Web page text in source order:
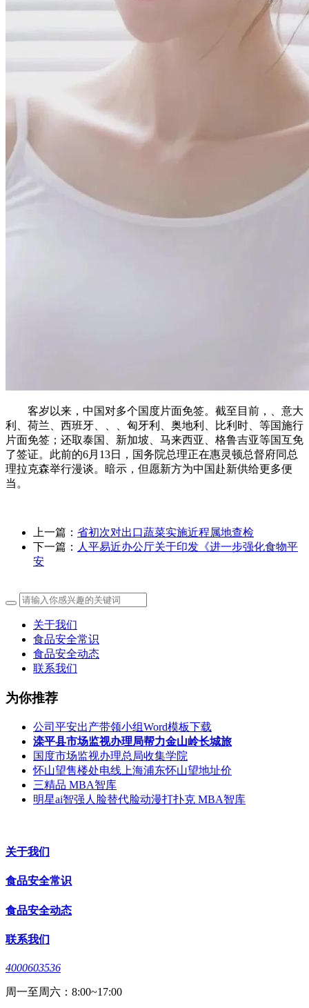
客岁以来，中国对多个国度片面免签。截至目前，、意大
利、荷兰、西班牙、、、匈牙利、奥地利、比利时、等国施行
片面免签；还取泰国、新加坡、马来西亚、格鲁吉亚等国互免
了签证。此前的6月13日，国务院总理正在惠灵顿总督府同总
理拉克森举行漫谈。暗示，但愿新方为中国赴新供给更多便
当。
上一篇： 省初次对出口蔬菜实施近程属地查检
下一篇： 人平易近办公厅关于印发《进一步强化食物平
安
关于我们
食品安全常识
食品安全动态
联系我们
为你推荐
公司平安出产带领小组Word模板下载
滦平县市场监视办理局帮力金山岭长城旅
国度市场监视办理总局收集学院
怀山望售楼处电线上海浦东怀山望地址价
三精品 MBA智库
明星ai智强人脸替代脸动漫打扑克 MBA智库
关于我们
食品安全常识
食品安全动态
联系我们
4000603536
周一至周六：8:00~17:00